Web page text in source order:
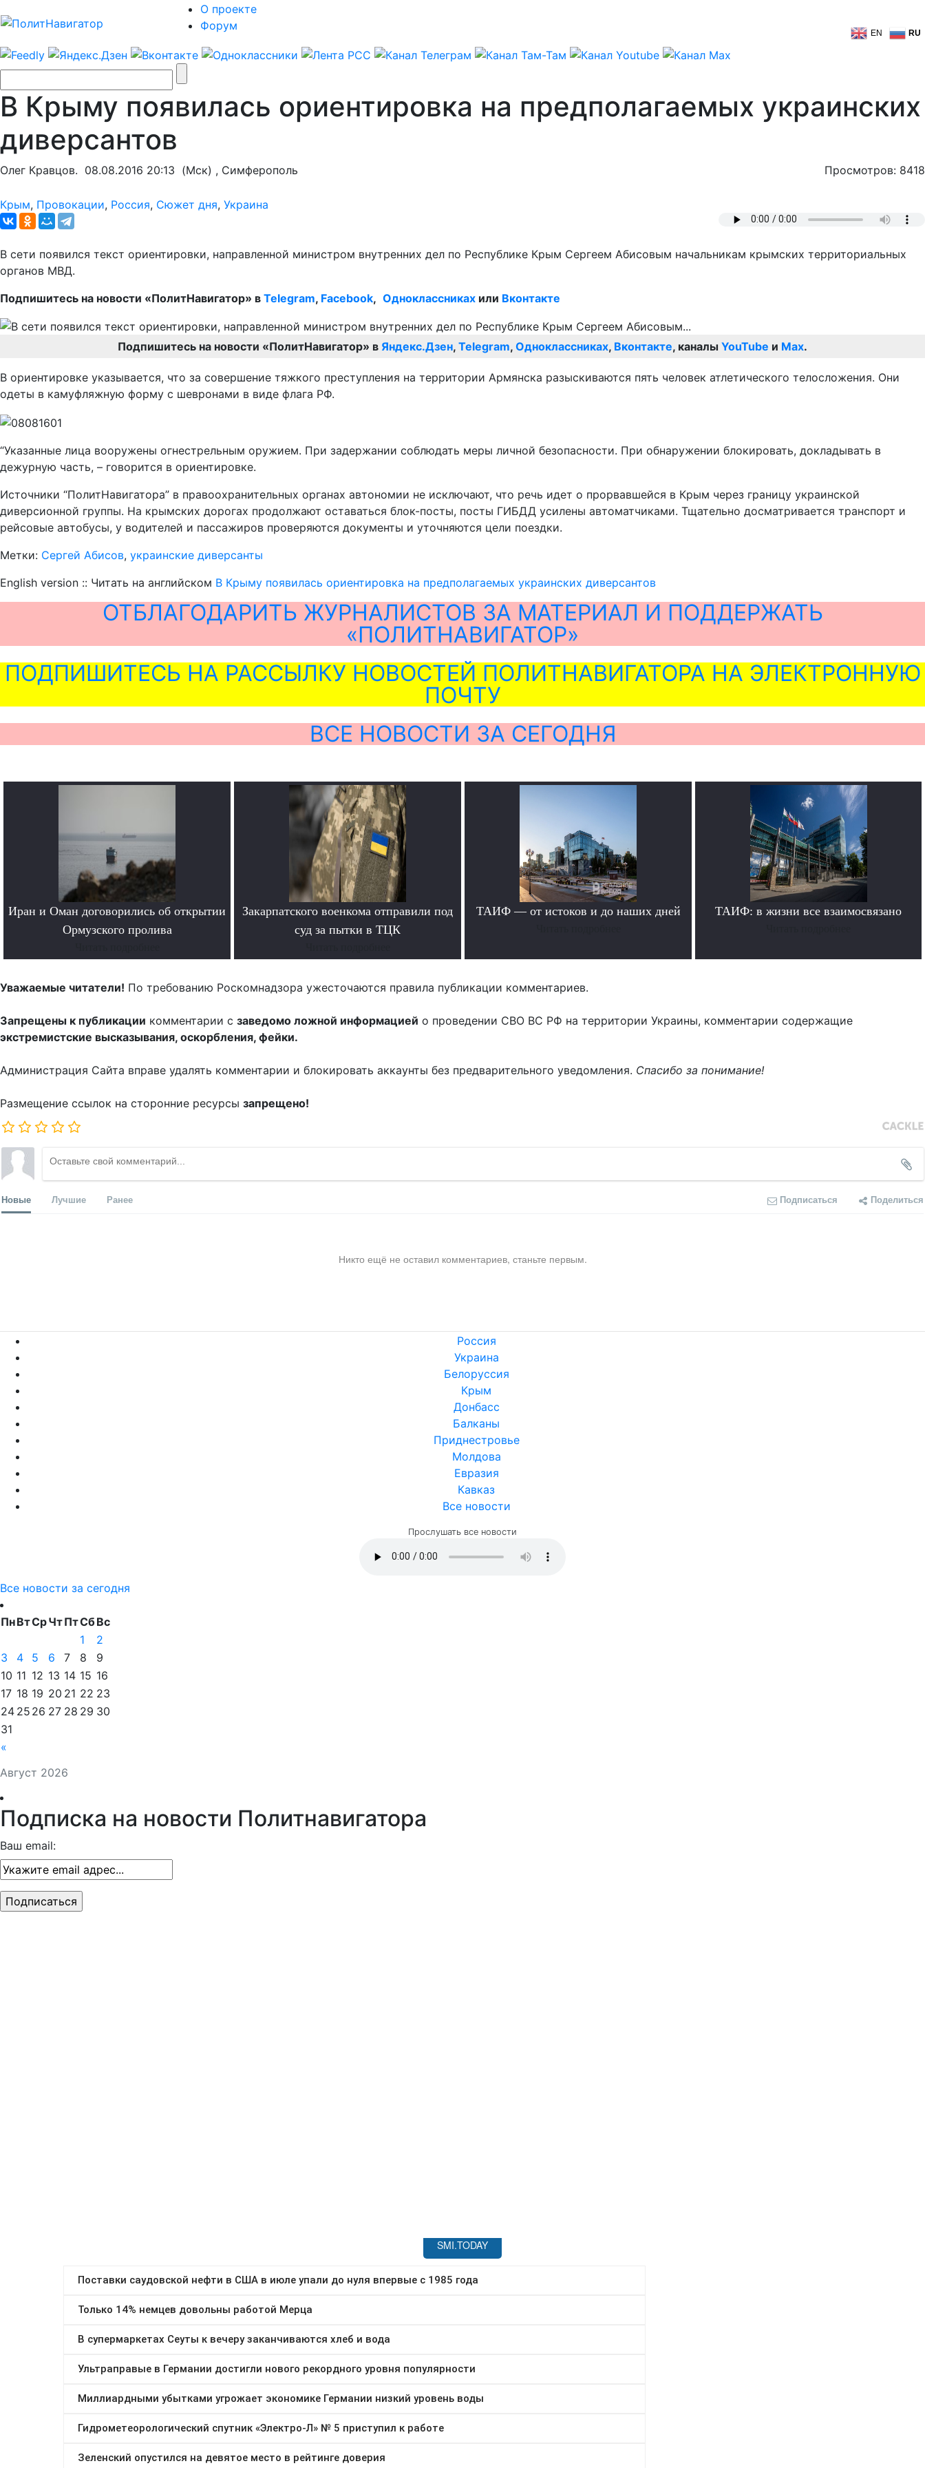
О проекте
Форум
EN RU
В Крыму появилась ориентировка на предполагаемых украинских
диверсантов
Олег Кравцов. 08.08.2016 20:13 (Мск) , Симферополь Просмотров: 8418
Крым, Провокации, Россия, Сюжет дня, Украина
В сети появился текст ориентировки, направленной министром внутренних дел по Республике Крым Сергеем Абисовым начальникам крымских территориальных
органов МВД.
Подпишитесь на новости «ПолитНавигатор» в Telegram, Facebook, Одноклассниках или Вконтакте
Подпишитесь на новости «ПолитНавигатор» в Яндекс.Дзен, Telegram, Одноклассниках, Вконтакте, каналы YouTube и Max.
В ориентировке указывается, что за совершение тяжкого преступления на территории Армянска разыскиваются пять человек атлетического телосложения. Они
одеты в камуфляжную форму с шевронами в виде флага РФ.
“Указанные лица вооружены огнестрельным оружием. При задержании соблюдать меры личной безопасности. При обнаружении блокировать, докладывать в
дежурную часть, – говорится в ориентировке.
Источники “ПолитНавигатора” в правоохранительных органах автономии не исключают, что речь идет о прорвавшейся в Крым через границу украинской
диверсионной группы. На крымских дорогах продолжают оставаться блок-посты, посты ГИБДД усилены автоматчиками. Тщательно досматривается транспорт и
рейсовые автобусы, у водителей и пассажиров проверяются документы и уточняются цели поездки.
Метки: Сергей Абисов, украинские диверсанты
English version :: Читать на английском В Крыму появилась ориентировка на предполагаемых украинских диверсантов
ОТБЛАГОДАРИТЬ ЖУРНАЛИСТОВ ЗА МАТЕРИАЛ И ПОДДЕРЖАТЬ
«ПОЛИТНАВИГАТОР»
ПОДПИШИТЕСЬ НА РАССЫЛКУ НОВОСТЕЙ ПОЛИТНАВИГАТОРА НА ЭЛЕКТРОННУЮ
ПОЧТУ
ВСЕ НОВОСТИ ЗА СЕГОДНЯ
Иран и Оман договорились об открытии
Ормузского пролива
Закарпатского военкома отправили под
суд за пытки в ТЦК
ТАИФ — от истоков и до наших дней ТАИФ: в жизни все взаимосвязано
Уважаемые читатели! По требованию Роскомнадзора ужесточаются правила публикации комментариев.
Запрещены к публикации комментарии с заведомо ложной информацией о проведении СВО ВС РФ на территории Украины, комментарии содержащие
экстремистские высказывания, оскорбления, фейки.
Администрация Сайта вправе удалять комментарии и блокировать аккаунты без предварительного уведомления. Спасибо за понимание!
Размещение ссылок на сторонние ресурсы запрещено!
Новые Лучшие Ранее Подписаться Поделиться
Никто ещё не оставил комментариев, станьте первым.
Россия
Украина
Белоруссия
Крым
Донбасс
Балканы
Приднестровье
Молдова
Евразия
Кавказ
Все новости
Прослушать все новости
Все новости за сегодня
Август 2026
ПнВтСрЧтПтСбВс
«
1
2
3
4 5 6 7 8
9
10 11 12 13 14 15 16
17 18 19 20 21 22 23
24 25 26 27 28 29 30
31
Подписка на новости Политнавигатора
Ваш email: